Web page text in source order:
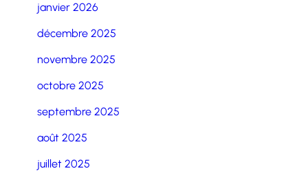
janvier 2026
décembre 2025
novembre 2025
octobre 2025
septembre 2025
août 2025
juillet 2025